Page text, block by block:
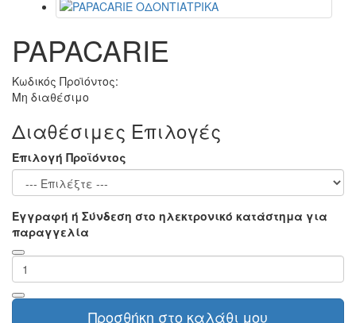
PAPACARIE
Κωδικός Προϊόντος:
Μη διαθέσιμο
Διαθέσιμες Επιλογές
Επιλογή Προϊόντος
Εγγραφή ή Σύνδεση στο ηλεκτρονικό κατάστημα για
παραγγελία
Προσθήκη στο καλάθι μου